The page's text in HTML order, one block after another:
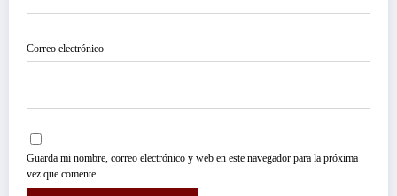
Correo electrónico
Guarda mi nombre, correo electrónico y web en este navegador para la próxima
vez que comente.